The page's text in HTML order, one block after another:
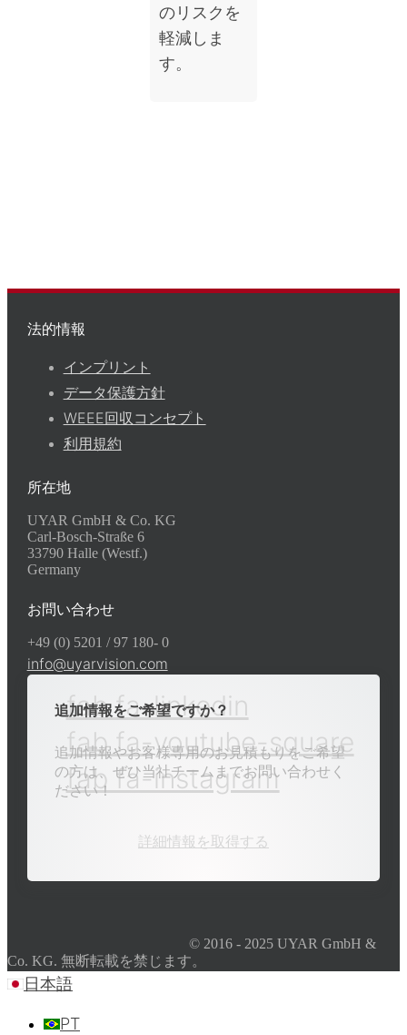
のリスクを
軽減しま
す。
法的情報
インプリント
データ保護方針
WEEE回収コンセプト
利用規約
所在地
UYAR GmbH & Co. KG
Carl-Bosch-Straße 6
33790 Halle (Westf.)
Germany
お問い合わせ
+49 (0) 5201 / 97 180- 0
info@uyarvision.com
fab fa-linkedin
fab fa-youtube-square
fab fa-instagram
追加情報をご希望ですか？
追加情報やお客様専用のお見積もりをご希望
の方は、ぜひ当社チームまでお問い合わせく
ださい！
詳細情報を取得する
© 2016 - 2025 UYAR GmbH &
Co. KG. 無断転載を禁じます。
日本語
PT